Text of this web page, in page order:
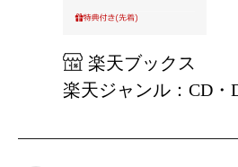
楽天ブックス
楽天ジャンル：CD・